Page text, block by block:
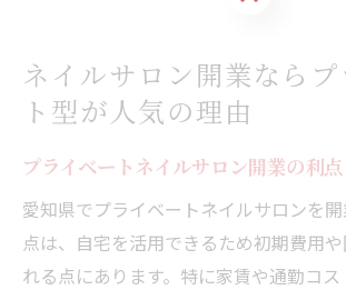
ネイルサロン開業ならプ
ト型が人気の理由
プライベートネイルサロン開業の利
愛知県でプライベートネイルサロンを
点は、自宅を活用できるため初期費用
れる点にあります。特に家賃や通勤コ